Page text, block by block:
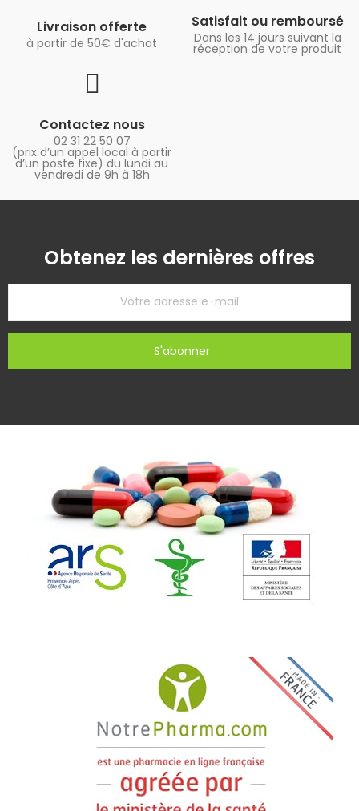
Livraison offerte
à partir de 50€ d'achat
Satisfait ou remboursé
Dans les 14 jours suivant la
réception de votre produit
Contactez nous
02 31 22 50 07
(prix d’un appel local à partir
d’un poste fixe) du lundi au
vendredi de 9h à 18h
Obtenez les dernières offres
S'abonner